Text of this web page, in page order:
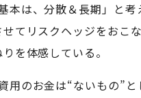
本は、分散＆長期」と
てリスクヘッジをおこ
を体感している。
用のお金は“ないもの”